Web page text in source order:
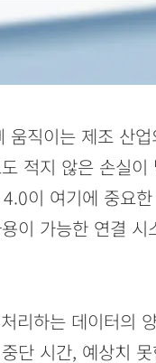
움직이는 제조 산
적지 않은 손실
이 여기에 중요
이 가능한 연결
리하는 데이터의
단 시간, 예상치